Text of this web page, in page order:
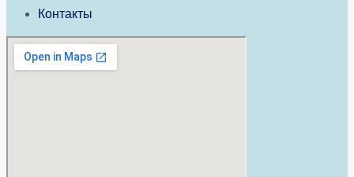
Контакты